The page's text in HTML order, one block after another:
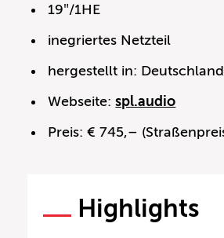
19″/1HE
inegriertes Netzteil
hergestellt in: Deutschland
Webseite:spl.audio
Preis: € 745,–
Highlights